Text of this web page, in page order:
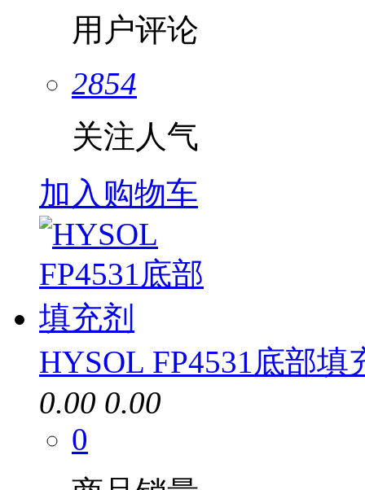
用户评论
2854
关注人气
加入购物车
HYSOL FP4531底部填
0.00 0.00
0